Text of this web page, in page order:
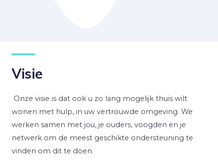
Visie
Onze visie is dat ook u zo lang mogelijk thuis wilt
wonen met hulp, in uw vertrouwde omgeving. We
werken samen met jou, je ouders, voogden en je
netwerk om de meest geschikte ondersteuning te
vinden om dit te doen.